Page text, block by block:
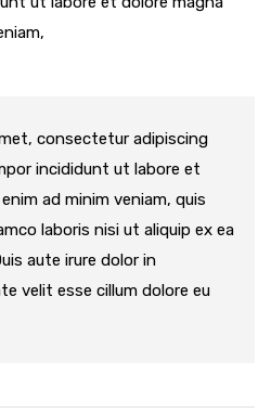
consectetur adipiscing
incididunt ut labore et
ad minim veniam, quis
laboris nisi ut aliquip ex ea
aute irure dolor in
velit esse cillum dolore eu